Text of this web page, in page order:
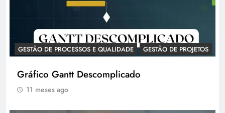
GESTÃO DE PROCESSOS E QUALIDADE GESTÃO DE PROJETOS
Gráfico Gantt Descomplicado
11 meses ago